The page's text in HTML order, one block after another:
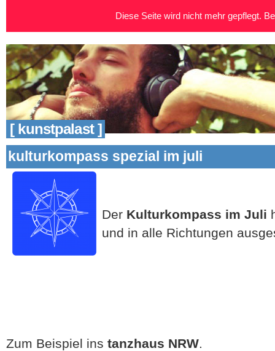
[ kunstpalast ]
kulturkompass spezial im juli
Der Kulturkompass im Juli
und in alle Richtungen
Zum Beispiel ins tanzhaus NRW.
Diese Seite wird nicht mehr gepflegt.